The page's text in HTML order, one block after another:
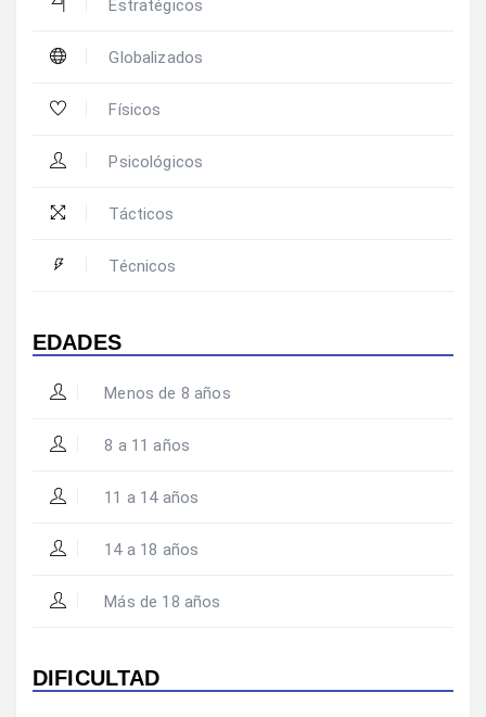
Estratégicos
Globalizados
Físicos
Psicológicos
Tácticos
Técnicos
EDADES
Menos de 8 años
8 a 11 años
11 a 14 años
14 a 18 años
Más de 18 años
DIFICULTAD